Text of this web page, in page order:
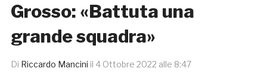
Grosso: «Battuta una
grande squadra»
Di Riccardo Mancini il 4 Ottobre 2022 alle 8:47